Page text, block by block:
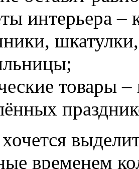
интерьера –
товары
временем